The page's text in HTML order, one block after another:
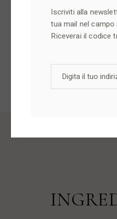
Iscriviti alla
tua mail nel
Riceverai il codice